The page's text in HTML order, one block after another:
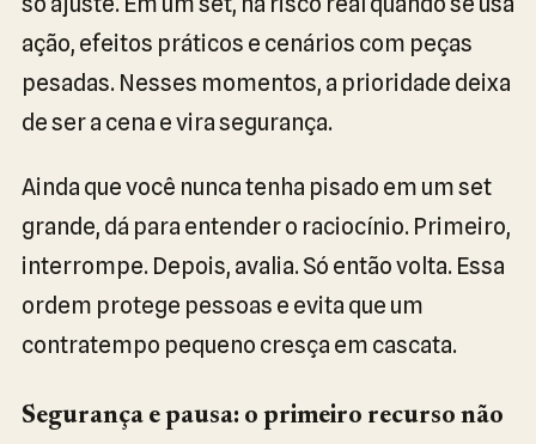
ação, efeitos práticos e cenários com peças
pesadas. Nesses momentos, a prioridade deixa
de ser a cena e vira segurança.
Ainda que você nunca tenha pisado em um set
grande, dá para entender o raciocínio. Primeiro,
interrompe. Depois, avalia. Só então volta. Essa
ordem protege pessoas e evita que um
contratempo pequeno cresça em cascata.
Segurança e pausa: o primeiro recurso não